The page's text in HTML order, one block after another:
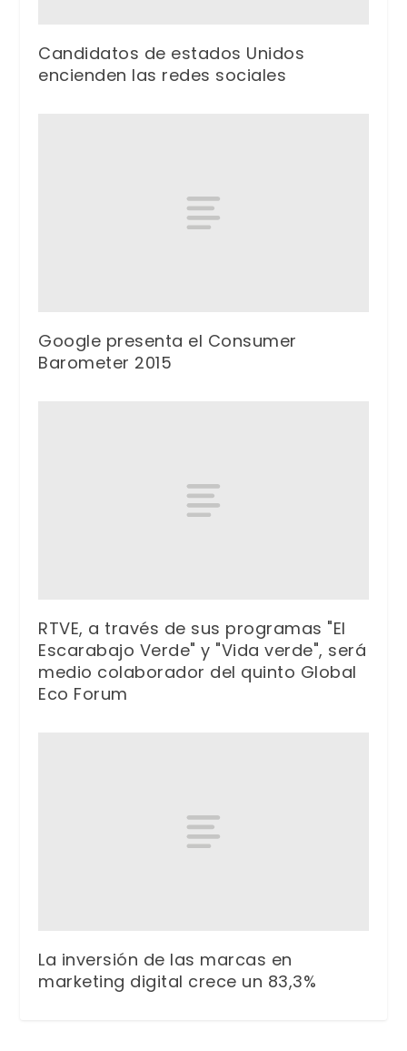
Candidatos de estados Unidos
encienden las redes sociales
Google presenta el Consumer
Barometer 2015
RTVE, a través de sus programas "El
Escarabajo Verde" y "Vida verde", será
medio colaborador del quinto Global
Eco Forum
La inversión de las marcas en
marketing digital crece un 83,3%